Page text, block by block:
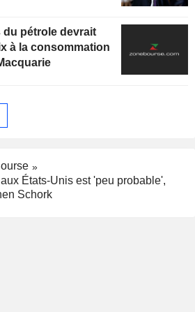
du pétrole devrait
à la consommation
États-Unis est 'peu probable',
Schork